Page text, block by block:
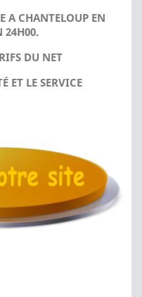
A CHANTELOUP EN
24H00.
DU NET
ET LE SERVICE